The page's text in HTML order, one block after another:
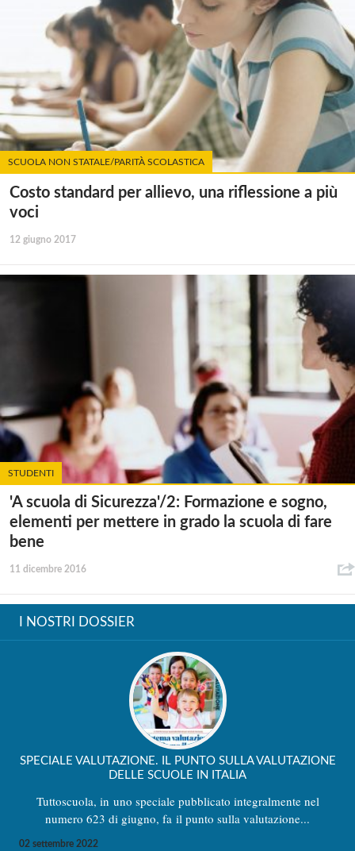
SCUOLA NON STATALE/PARITÀ SCOLASTICA
Costo standard per allievo, una riflessione a più
voci
12 giugno 2017
STUDENTI
'A scuola di Sicurezza'/2: Formazione e sogno,
elementi per mettere in grado la scuola di fare
bene
11 dicembre 2016
I NOSTRI DOSSIER
SPECIALE VALUTAZIONE. IL PUNTO SULLA VALUTAZIONE
DELLE SCUOLE IN ITALIA
Tuttoscuola, in uno speciale pubblicato integralmente nel
numero 623 di giugno, fa il punto sulla valutazione...
02 settembre 2022